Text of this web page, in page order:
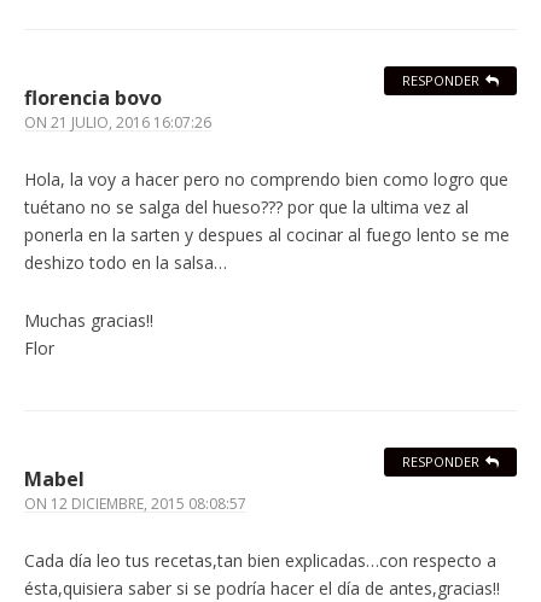
florencia bovo
ON 21 JULIO, 2016 16:07:26
Hola, la voy a hacer pero no comprendo bien como logro que
tuétano no se salga del hueso??? por que la ultima vez al
ponerla en la sarten y despues al cocinar al fuego lento se me
deshizo todo en la salsa…
Muchas gracias!!
Flor
RESPONDER
Mabel
ON 12 DICIEMBRE, 2015 08:08:57
Cada día leo tus recetas,tan bien explicadas…con respecto a
ésta,quisiera saber si se podría hacer el día de antes,gracias!!
RESPONDER